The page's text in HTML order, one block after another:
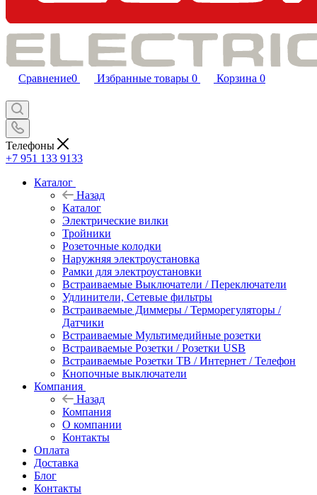
Сравнение0 Избранные товары 0 Корзина 0
Телефоны
+7 951 133 9133
Каталог
Назад
Каталог
Электрические вилки
Тройники
Розеточные колодки
Наружняя электроустановка
Рамки для электроустановки
Встраиваемые Выключатели / Переключатели
Удлинители, Сетевые фильтры
Встраиваемые Диммеры / Терморегуляторы /
Датчики
Встраиваемые Мультимедийные розетки
Встраиваемые Розетки / Розетки USB
Встраиваемые Розетки ТВ / Интернет / Телефон
Кнопочные выключатели
Компания
Назад
Компания
О компании
Контакты
Оплата
Доставка
Блог
Контакты